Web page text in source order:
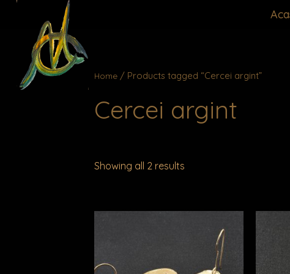
content
Home / Products tagged “Cercei argint”
Cercei argint
Showing all 2 results
This
product